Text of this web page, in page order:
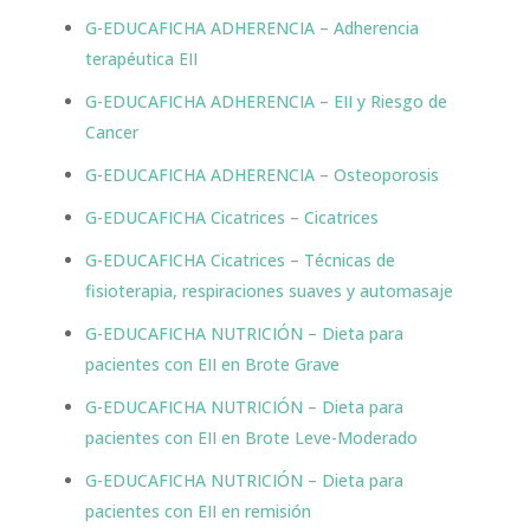
G-EDUCAFICHA ADHERENCIA – Adherencia
terapéutica EII
G-EDUCAFICHA ADHERENCIA – EII y Riesgo de
Cancer
G-EDUCAFICHA ADHERENCIA – Osteoporosis
G-EDUCAFICHA Cicatrices – Cicatrices
G-EDUCAFICHA Cicatrices – Técnicas de
fisioterapia, respiraciones suaves y automasaje
G-EDUCAFICHA NUTRICIÓN – Dieta para
pacientes con EII en Brote Grave
G-EDUCAFICHA NUTRICIÓN – Dieta para
pacientes con EII en Brote Leve-Moderado
G-EDUCAFICHA NUTRICIÓN – Dieta para
pacientes con EII en remisión